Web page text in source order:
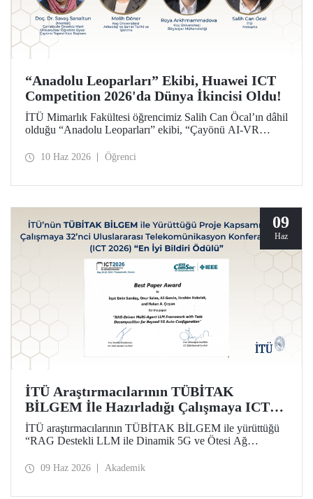
“Anadolu Leoparları” Ekibi, Huawei ICT
Competition 2026'da Dünya İkincisi Oldu!
İTÜ Mimarlık Fakültesi öğrencimiz Salih Can Öcal’ın dâhil
olduğu “Anadolu Leoparları” ekibi, “Çayönü AI-VR
2026’da inovasyon kategorisinde dünya ikincisi oldu.
10 Haz 2026 Öğrenci
09
Haz
İTÜ Araştırmacılarının TÜBİTAK
BİLGEM İle Hazırladığı Çalışmaya ICT
2026’da En İyi Bildiri Ödülü
İTÜ araştırmacılarının TÜBİTAK BİLGEM ile yürüttüğü
“RAG Destekli LLM ile Dinamik 5G ve Ötesi Ağ
Uluslararası Telekomünikasyon Konferansı (ICT 2026)
09 Haz 2026 Akademik